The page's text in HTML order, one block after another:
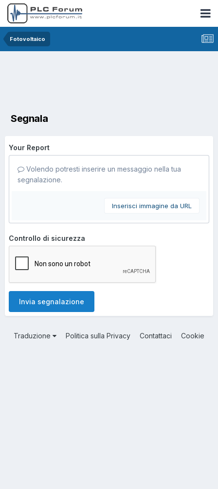
Fotovoltaico
Segnala
Your Report
Volendo potresti inserire un messaggio nella tua
segnalazione.
Inserisci immagine da URL
Controllo di sicurezza
Invia segnalazione
Traduzione Politica sulla Privacy Contattaci Cookie